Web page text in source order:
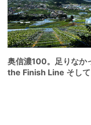
奥信濃100。足りな
the Finish Line そして